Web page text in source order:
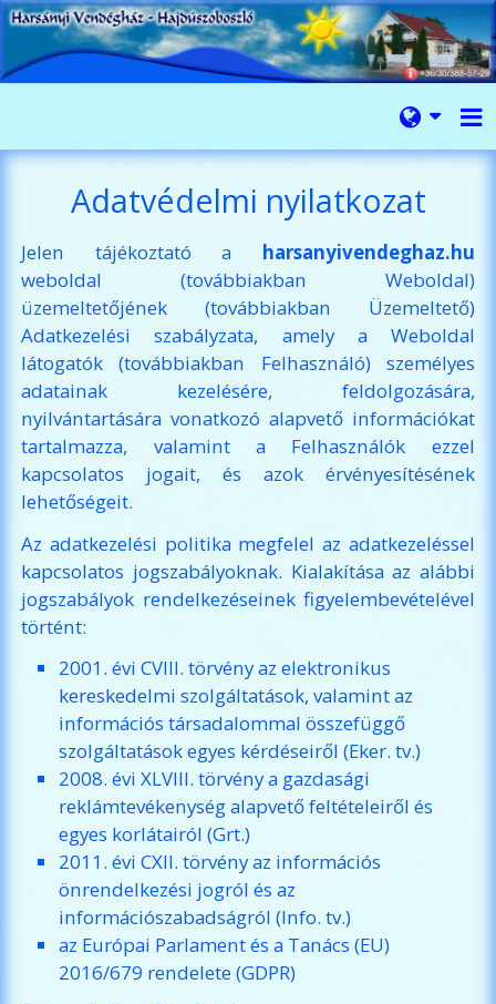
Adatvédelmi nyilatkozat
Jelen tájékoztató a harsanyivendeghaz.hu
weboldal (továbbiakban Weboldal)
üzemeltetőjének (továbbiakban Üzemeltető)
Adatkezelési szabályzata, amely a Weboldal
látogatók (továbbiakban Felhasználó) személyes
adatainak kezelésére, feldolgozására,
nyilvántartására vonatkozó alapvető információkat
tartalmazza, valamint a Felhasználók ezzel
kapcsolatos jogait, és azok érvényesítésének
lehetőségeit.
Az adatkezelési politika megfelel az adatkezeléssel
kapcsolatos jogszabályoknak. Kialakítása az alábbi
jogszabályok rendelkezéseinek figyelembevételével
történt:
2001. évi CVIII. törvény az elektronikus
kereskedelmi szolgáltatások, valamint az
információs társadalommal összefüggő
szolgáltatások egyes kérdéseiről (Eker. tv.)
2008. évi XLVIII. törvény a gazdasági
reklámtevékenység alapvető feltételeiről és
egyes korlátairól (Grt.)
2011. évi CXII. törvény az információs
önrendelkezési jogról és az
információszabadságról (Info. tv.)
az Európai Parlament és a Tanács (EU)
2016/679 rendelete (GDPR)